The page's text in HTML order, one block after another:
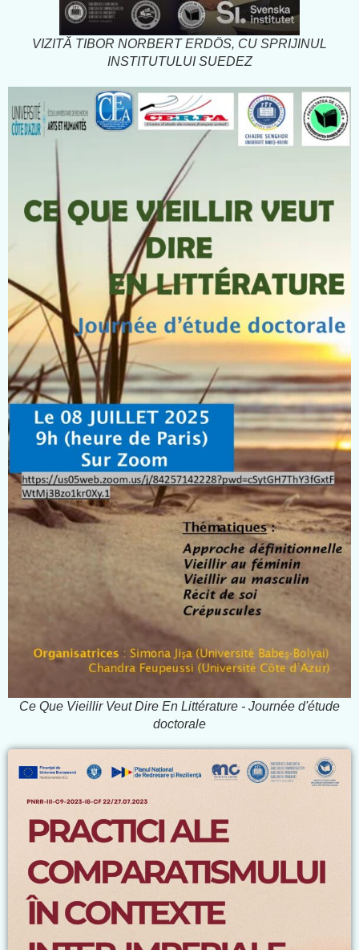
VIZITĂ TIBOR NORBERT ERDÖS, CU SPRIJINUL
INSTITUTULUI SUEDEZ
Ce Que Vieillir Veut Dire En Littérature - Journée d'étude
doctorale